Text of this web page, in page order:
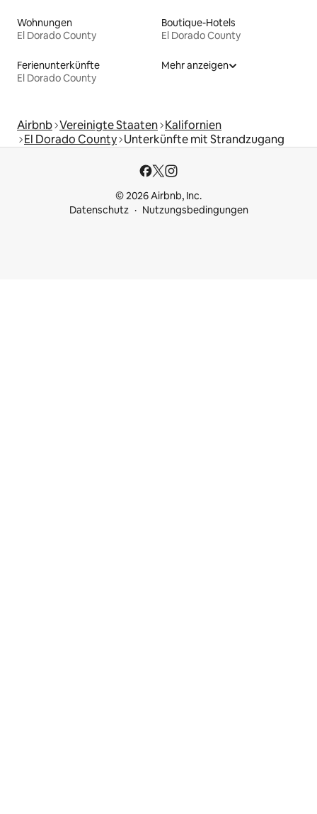
Wohnungen
El Dorado County
Boutique-Hotels
El Dorado County
Ferienunterkünfte
El Dorado County
Mehr anzeigen
Airbnb Vereinigte Staaten Kalifornien
El Dorado County Unterkünfte mit Strandzugang
© 2026 Airbnb, Inc.
Datenschutz
Nutzungsbedingungen